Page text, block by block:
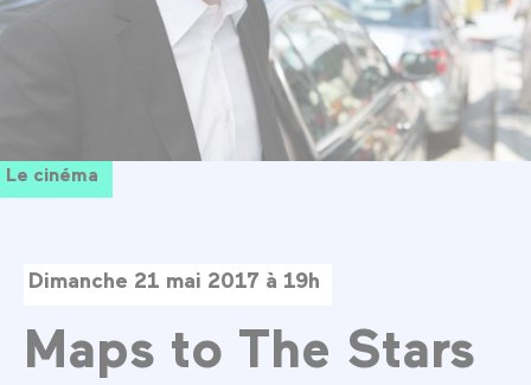
Le cinéma
Dimanche 21 mai 2017 à 19h
Maps to The Stars